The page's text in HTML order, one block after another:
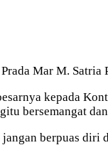
Mar M.
kepada
bersemangat
berpuas